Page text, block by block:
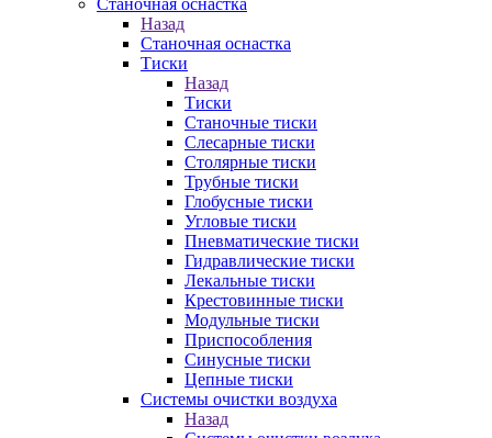
Станочная оснастка
Назад
Станочная оснастка
Тиски
Назад
Тиски
Станочные тиски
Слесарные тиски
Столярные тиски
Трубные тиски
Глобусные тиски
Угловые тиски
Пневматические тиски
Гидравлические тиски
Лекальные тиски
Крестовинные тиски
Модульные тиски
Приспособления
Синусные тиски
Цепные тиски
Системы очистки воздуха
Назад